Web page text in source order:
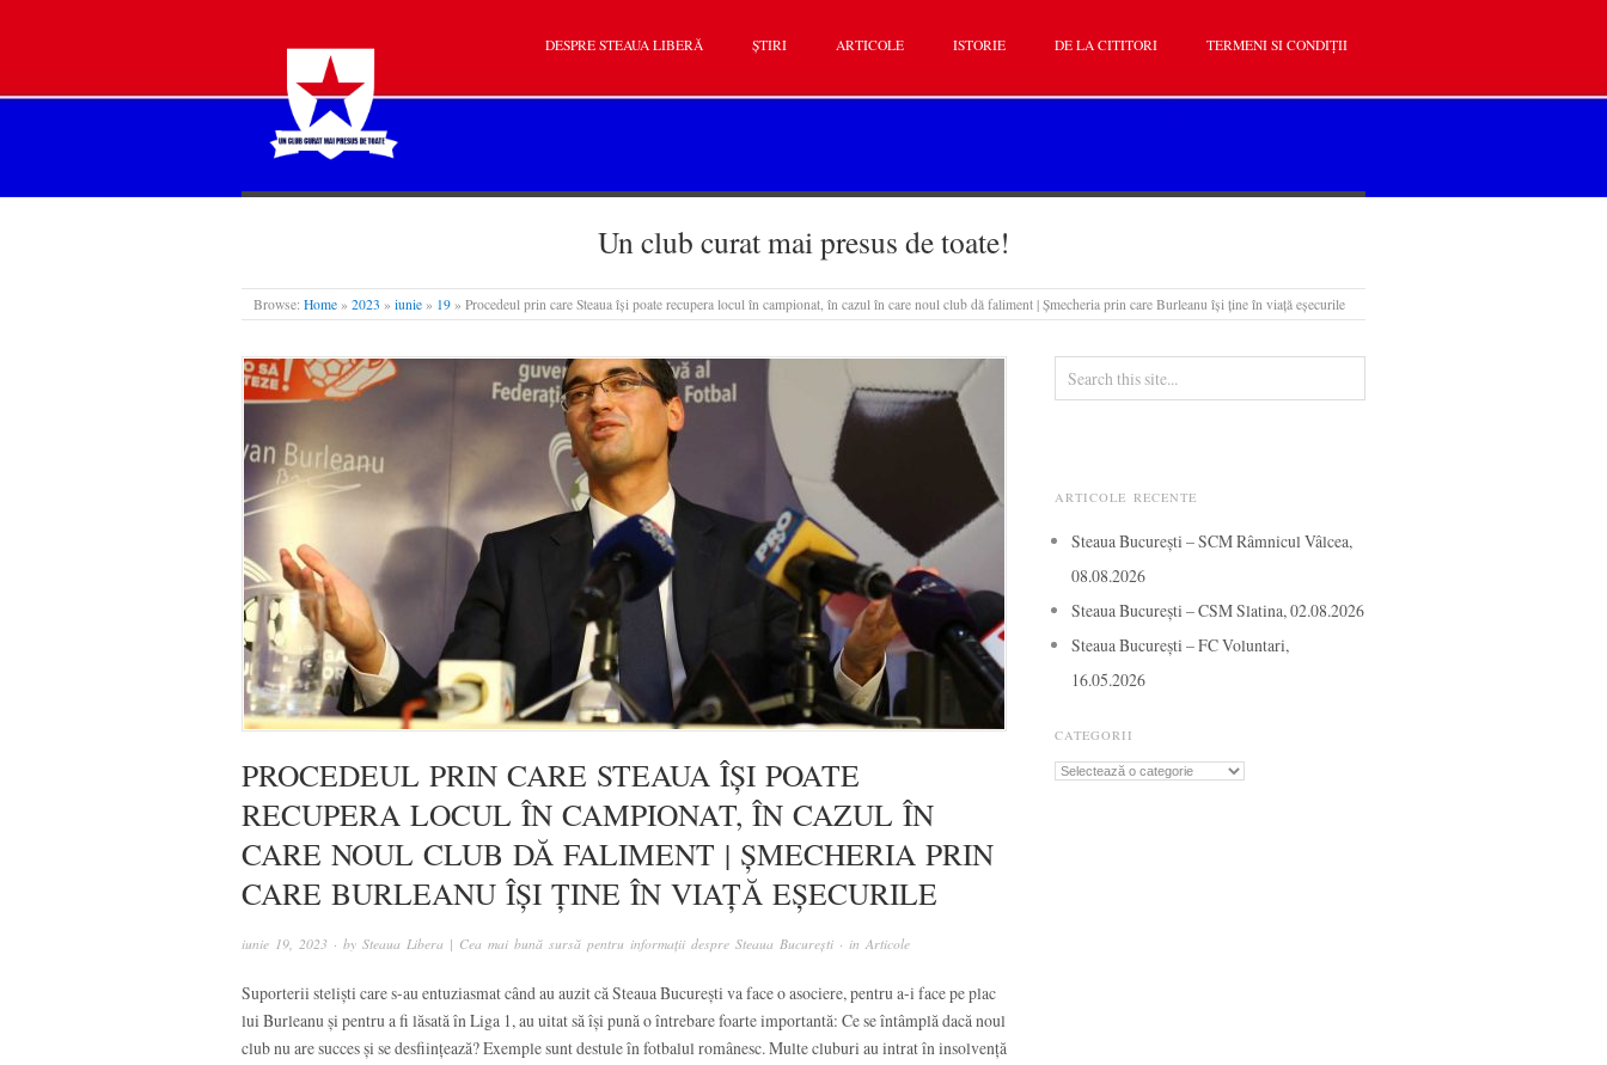
STEAUA LIBERĂ
DESPRE STEAUA LIBERĂ ȘTIRI ARTICOLE ISTORIE DE LA CITITORI TERMENI SI CONDIȚII
Un club curat mai presus de toate!
Browse: Home » 2023 » iunie » 19 » Procedeul prin care Steaua își poate recupera locul în campionat, în cazul în care noul club dă faliment | Șmecheria prin care Burleanu își ține în viață eșecurile
PROCEDEUL PRIN CARE STEAUA ÎȘI POATE
RECUPERA LOCUL ÎN CAMPIONAT, ÎN CAZUL ÎN
CARE NOUL CLUB DĂ FALIMENT | ȘMECHERIA PRIN
CARE BURLEANU ÎȘI ȚINE ÎN VIAȚĂ EȘECURILE
iunie 19, 2023 · by Steaua Libera | Cea mai bună sursă pentru informații despre Steaua București · in Articole
Suporterii steliști care s-au entuziasmat când au auzit că Steaua București va face o asociere, pentru a-i face pe plac
lui Burleanu și pentru a fi lăsată în Liga 1, au uitat să își pună o întrebare foarte importantă: Ce se întâmplă dacă noul
club nu are succes și se desființează? Exemple sunt destule în fotbalul românesc. Multe cluburi au intrat în insolvență
ARTICOLE RECENTE
Steaua București – SCM Râmnicul Vâlcea,
08.08.2026
Steaua București – CSM Slatina, 02.08.2026
Steaua București – FC Voluntari,
16.05.2026
CATEGORII
Categorii